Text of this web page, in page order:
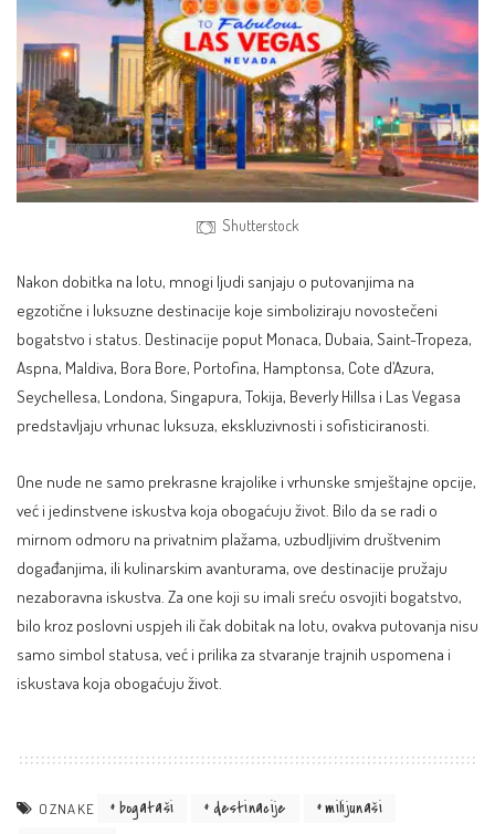
Shutterstock
Nakon dobitka na lotu, mnogi ljudi sanjaju o putovanjima na
egzotične i luksuzne destinacije koje simboliziraju novostečeni
bogatstvo i status. Destinacije poput Monaca, Dubaia, Saint-Tropeza,
Aspna, Maldiva, Bora Bore, Portofina, Hamptonsa, Cote d’Azura,
Seychellesa, Londona, Singapura, Tokija, Beverly Hillsa i Las Vegasa
predstavljaju vrhunac luksuza, ekskluzivnosti i sofisticiranosti.
One nude ne samo prekrasne krajolike i vrhunske smještajne opcije,
već i jedinstvene iskustva koja obogaćuju život. Bilo da se radi o
mirnom odmoru na privatnim plažama, uzbudljivim društvenim
događanjima, ili kulinarskim avanturama, ove destinacije pružaju
nezaboravna iskustva. Za one koji su imali sreću osvojiti bogatstvo,
bilo kroz poslovni uspjeh ili čak dobitak na lotu, ovakva putovanja nisu
samo simbol statusa, već i prilika za stvaranje trajnih uspomena i
iskustava koja obogaćuju život.
OZNAKE bogataši destinacije
milijunaši